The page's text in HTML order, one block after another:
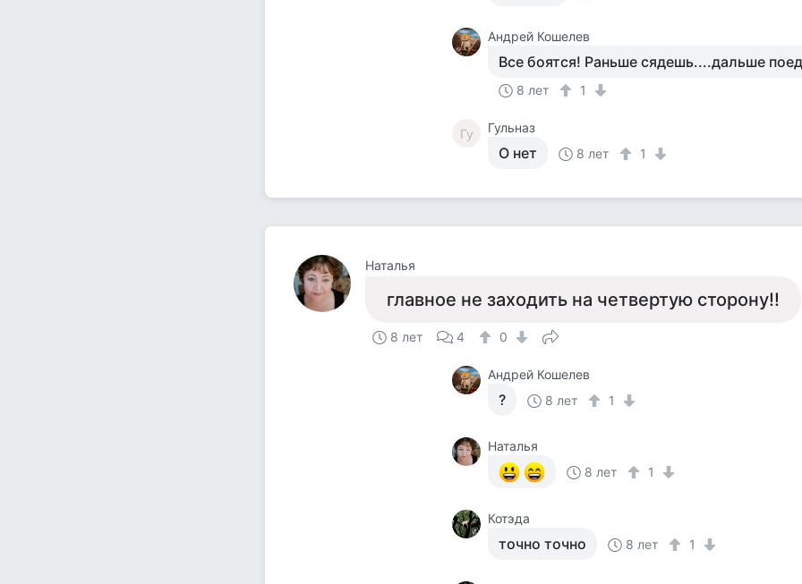
Андрей Кошелев
Все боятся! Раньше сядешь....дальше
8 лет 1
Гу Гульназ
О нет 8 лет 1
Наталья
главное не заходить на четвертую сторону!!
8 лет 4 0
Андрей Кошелев
? 8 лет 1
Наталья
8 лет
1
Котэда
точно точно 8 лет 1